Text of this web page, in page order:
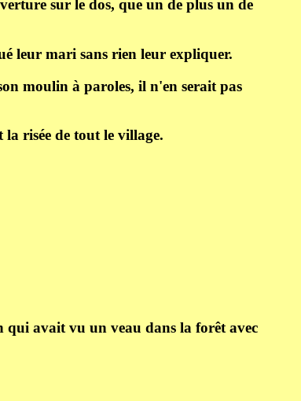
sur le dos, que un de plus un de
leur mari sans rien leur expliquer.
moulin à paroles, il n'en serait pas
risée de tout le village.
qui avait vu un veau dans la forêt avec